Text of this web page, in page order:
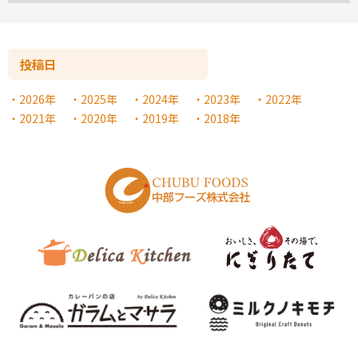
投稿日
2026年 2025年 2024年 2023年
2022年
2021年
2020年 2019年 2018年